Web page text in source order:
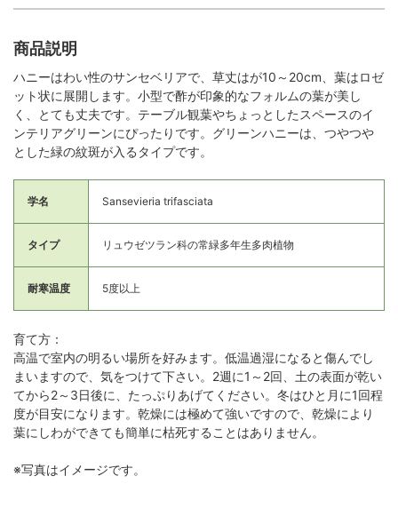
商品説明
ハニーはわい性のサンセベリアで、草丈はが10～20cm、葉はロゼ
ット状に展開します。小型で酢が印象的なフォルムの葉が美し
く、とても丈夫です。テーブル観葉やちょっとしたスペースのイ
ンテリアグリーンにぴったりです。グリーンハニーは、つやつや
とした緑の紋斑が入るタイプです。
学名 Sansevieria trifasciata
タイプ リュウゼツラン科の常緑多年生多肉植物
耐寒温度 5度以上
育て方：
高温で室内の明るい場所を好みます。低温過湿になると傷んでし
まいますので、気をつけて下さい。2週に1～2回、土の表面が乾い
てから2～3日後に、たっぷりあげてください。冬はひと月に1回程
度が目安になります。乾燥には極めて強いですので、乾燥により
葉にしわができても簡単に枯死することはありません。
※写真はイメージです。